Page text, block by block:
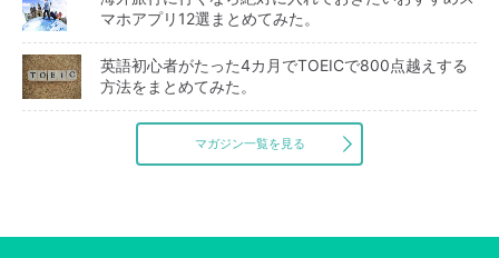
マホアプリ12選まとめてみた。
英語初心者がたった4カ月でTOEICで800点越えする
方法をまとめてみた。
マガジン一覧を見る